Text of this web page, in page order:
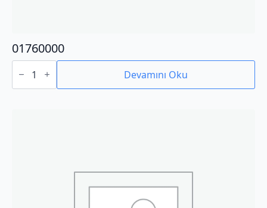
01760000
01760000
adet Devamını Oku